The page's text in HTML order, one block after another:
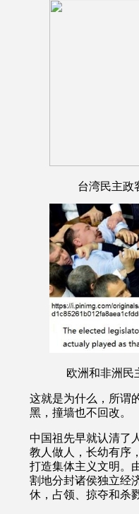
台湾民主政客精
欧洲和非洲民主
这就是为什么，所谓
黑，撞墙也不回改。
中国祖先早就认清了
教人做人，长幼有序
打造集体主义文明。
割地分封诸侯独立经
休，占领、掠夺和杀